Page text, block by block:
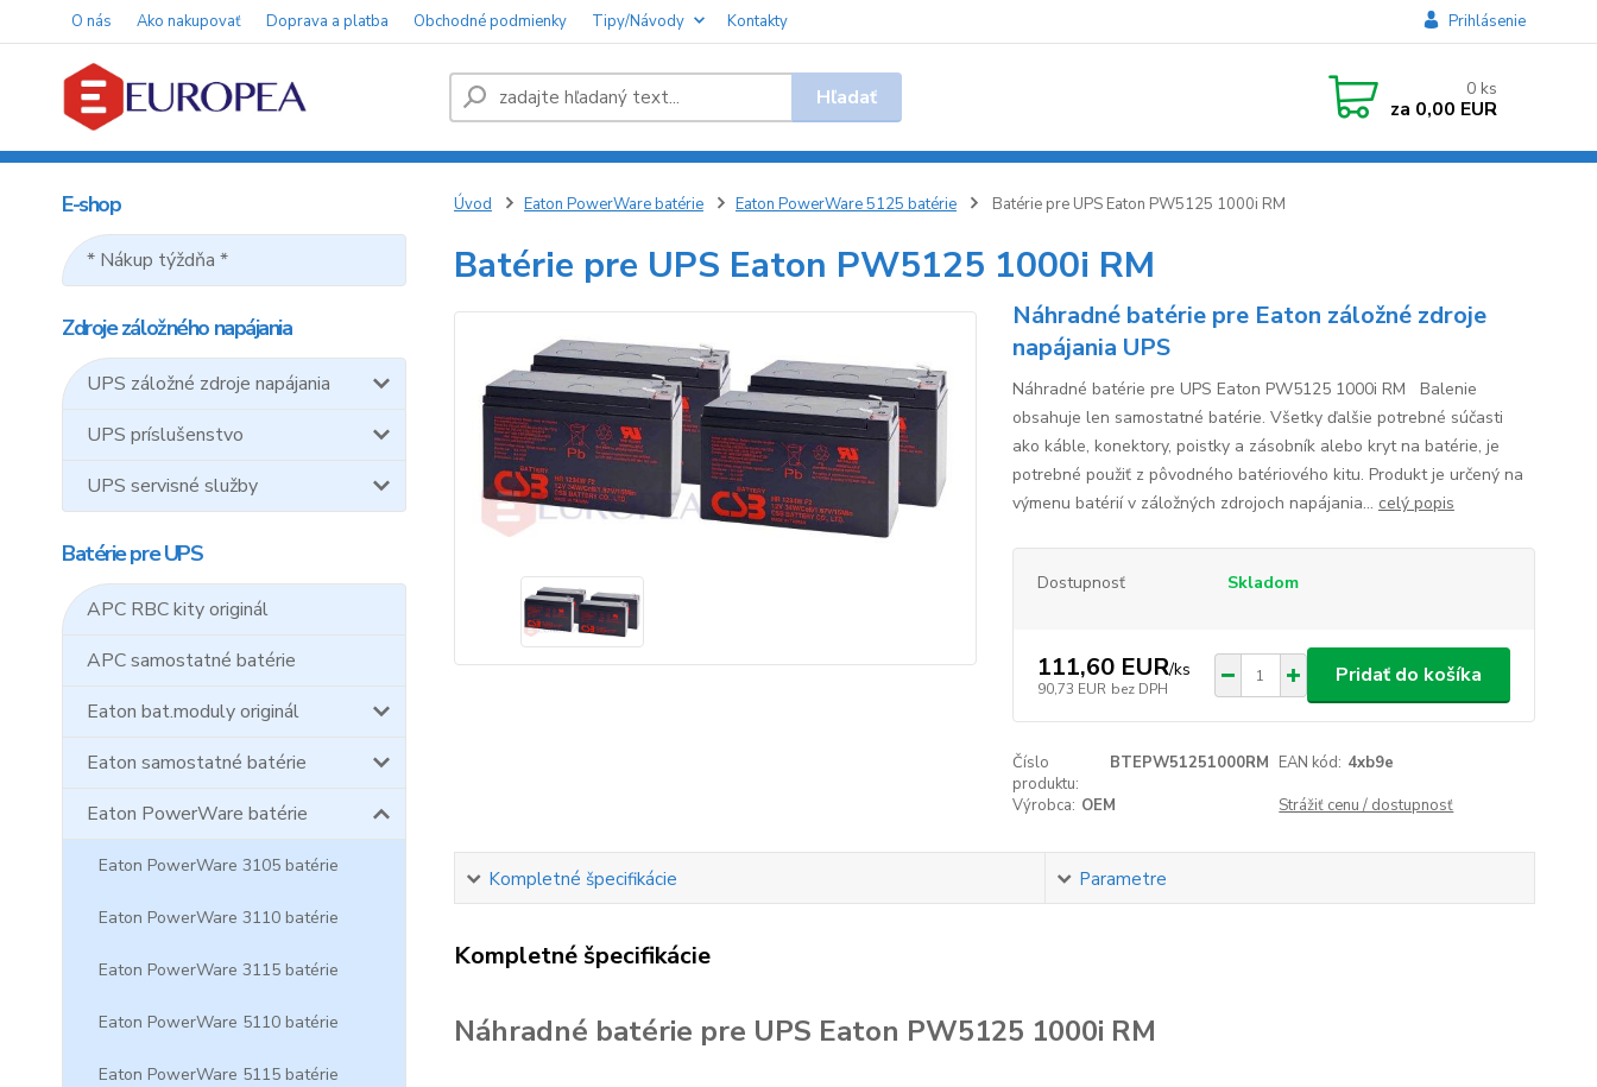
O nás Ako nakupovať Doprava a platba Obchodné podmienky Tipy/Návody Kontakty Prihlásenie
Hľadať 0 ks
za 0,00 EUR
E-shop
* Nákup týždňa *
Zdroje záložného napájania
UPS záložné zdroje napájania
UPS príslušenstvo
UPS servisné služby
Batérie pre UPS
APC RBC kity originál
APC samostatné batérie
Eaton bat.moduly originál
Eaton samostatné batérie
Eaton PowerWare batérie
Eaton PowerWare 3105 batérie
Eaton PowerWare 3110 batérie
Eaton PowerWare 3115 batérie
Eaton PowerWare 5110 batérie
Eaton PowerWare 5115 batérie
Úvod Eaton PowerWare batérie Eaton PowerWare 5125 batérie Batérie pre UPS Eaton PW5125 1000i RM
Batérie pre UPS Eaton PW5125 1000i RM
Náhradné batérie pre Eaton záložné zdroje
napájania UPS
Náhradné batérie pre UPS Eaton PW5125 1000i RM Balenie
obsahuje len samostatné batérie. Všetky ďalšie potrebné súčasti
ako káble, konektory, poistky a zásobník alebo kryt na batérie, je
potrebné použiť z pôvodného batériového kitu. Produkt je určený na
výmenu batérií v záložných zdrojoch napájania... celý popis
Dostupnosť Skladom
111,60 EUR/ks
90,73 EUR bez DPH
Pridať do košíka
Číslo
produktu:
BTEPW51251000RM EAN kód: 4xb9e
Výrobca: OEM Strážiť cenu / dostupnosť
Kompletné špecifikácie Parametre
Kompletné špecifikácie
Náhradné batérie pre UPS Eaton PW5125 1000i RM